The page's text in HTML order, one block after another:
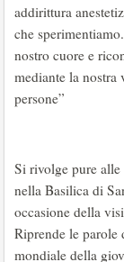
addirittura
che
nostro cuore e
mediante la nostra
persone”
Si rivolge pure alle
nella Basilica di
occasione della
Riprende le
mondiale della